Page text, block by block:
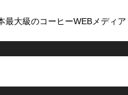
最大級のコーヒーWEBメディア